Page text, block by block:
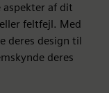
af dit
feltfejl. Med
deres design til
deres